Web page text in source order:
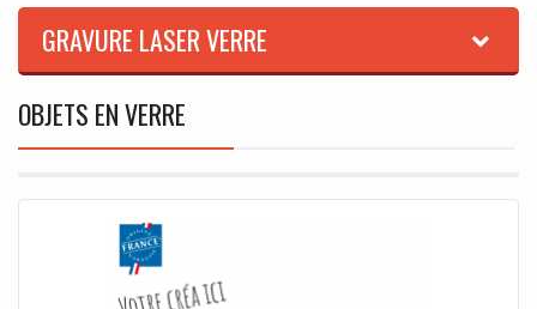
GRAVURE LASER VERRE
OBJETS EN VERRE